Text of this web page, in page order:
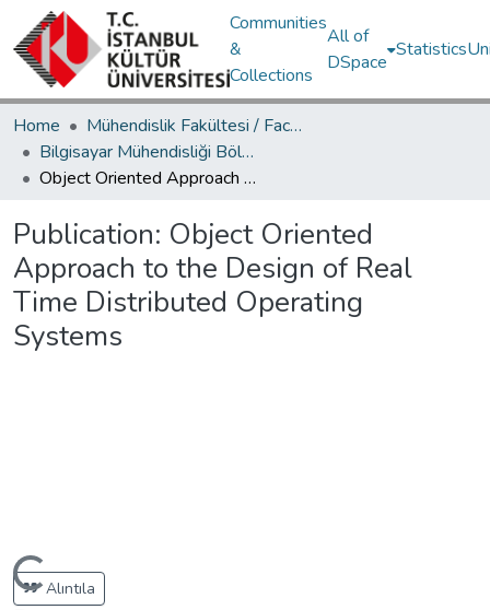
Communities
&
Collections
All of
DSpace
Statistics
Home
Mühendislik Fakültesi / Faculty of Engineering
Bilgisayar Mühendisliği Bölümü / Department of Computer Engineering
Object Oriented Approach to the Design of Real Time Distributed Operating Systems
Publication: Object Oriented
Approach to the Design of Real
Time Distributed Operating
Systems
Loading...Alıntıla